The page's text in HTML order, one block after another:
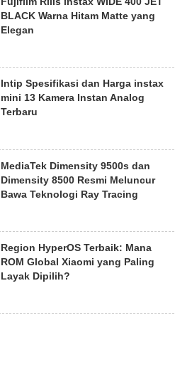
BLACK Warna Hitam Matte yang
Elegan
Intip Spesifikasi dan Harga instax
mini 13 Kamera Instan Analog
Terbaru
MediaTek Dimensity 9500s dan
Dimensity 8500 Resmi Meluncur
Bawa Teknologi Ray Tracing
Region HyperOS Terbaik: Mana
ROM Global Xiaomi yang Paling
Layak Dipilih?